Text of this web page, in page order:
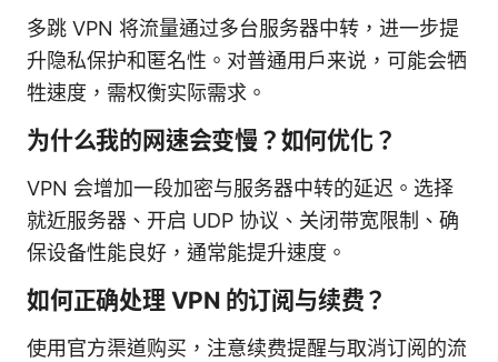
多跳 VPN 将流量通过多台服务器中转，进一步提
升隐私保护和匿名性。对普通用户来说，可能会牺
牲速度，需权衡实际需求。
为什么我的网速会变慢？如何优化？
VPN 会增加一段加密与服务器中转的延迟。选择
就近服务器、开启 UDP 协议、关闭带宽限制、确
保设备性能良好，通常能提升速度。
如何正确处理 VPN 的订阅与续费？
使用官方渠道购买，注意续费提醒与取消订阅的流